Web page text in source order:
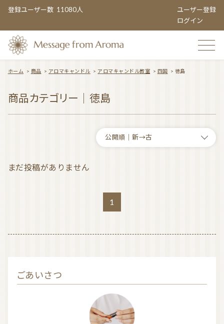
登録ユーザー数 11080人
ユーザー登録
ログイン
おすすめのお店
気持ちを切り替えるアロマ 天然の香り－アロマテラピー
アロマ日常使い
オーガニックコスメ
ホーム > 商品 > アロマキャンドル > アロマキャンドル教室 > 四国 > 徳島
商品カテゴリー｜徳島
まだ投稿がありません
1
ごあいさつ